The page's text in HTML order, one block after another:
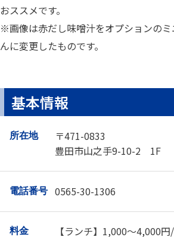
おススメです。
※画像は赤だし味噌汁をオプションの
んに変更したものです。
基本情報
所在地
〒471-0833
豊田市山之手9-10-2 1F
電話番号 0565-30-1306
料金 【ランチ】1,000～4,000